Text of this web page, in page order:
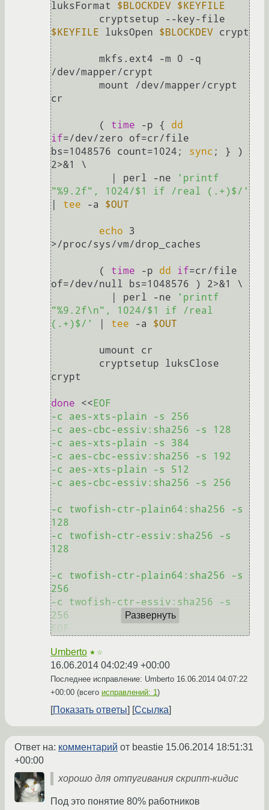
luksFormat $BLOCKDEV $KEYFILE
$KEYFILE luksOpen $BLOCKDEV crypt
/dev/mapper/crypt
cr
	(
time -p { dd
if=/dev/zero of=cr/file
bs=1048576 count=1024; sync ; } )
2>&1 \
	  | perl -ne
'printf
"%9.2f", 1024/$1 if /real (.+)$/'
tee -a $OUT
echo 3
>/proc/sys/vm/drop_caches
	(
time -p dd if=cr/file
of=/dev/null bs=1048576 ) 2>&1 \
| perl -ne
'printf
"%9.2f\n", 1024/$1 if /real
(.+)$/'
tee -a $OUT
crypt
done << EOF
-c aes-xts-plain -s 256
-c aes-cbc-essiv:sha256 -s 128
-c aes-xts-plain -s 384
-c aes-cbc-essiv:sha256 -s 192
-c aes-xts-plain -s 512
-c aes-cbc-essiv:sha256 -s 256
-c twofish-ctr-plain64:sha256 -s
128
-c twofish-ctr-essiv:sha256 -s
128
-c twofish-ctr-plain64:sha256 -s
256
-c twofish-ctr-essiv:sha256 -s
256
EOF
Развернуть
Umberto ★☆
16.06.2014 04:02:49 +00:00
Последнее исправление: Umberto 16.06.2014 04:07:22
+00:00 (всего исправлений: 1)
Показать ответы Ссылка
Ответ на: комментарий от beastie 15.06.2014 18:51:31
+00:00
хорошо для отпугивания скрипт-кидис
Под это понятие 80% работников